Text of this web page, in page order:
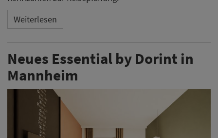
Weiterlesen
Neues Essential by Dorint in
Mannheim